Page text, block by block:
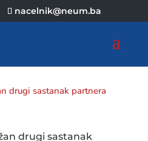
nacelnik@neum.ba
drugi sastanak